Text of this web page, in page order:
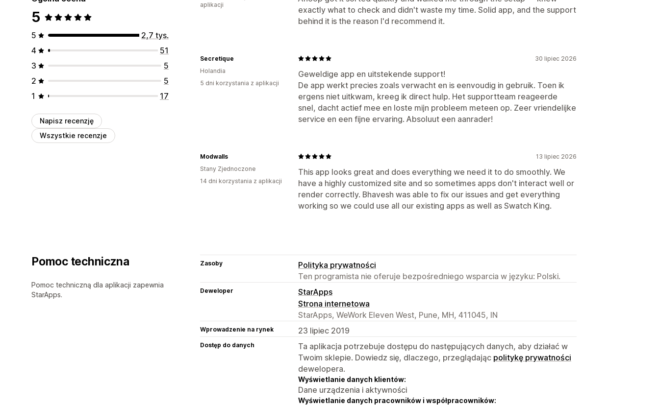
5
5
2,7 tys.
4
51
3
5
2
5
1
17
Napisz recenzję
Wszystkie recenzje
exactly what to check and didn't waste my time. Solid app, and the support
behind it is the reason I'd recommend it.
aplikacji
30 lipiec 2026
Geweldige app en uitstekende support!
De app werkt precies zoals verwacht en is eenvoudig in gebruik. Toen ik
ergens niet uitkwam, kreeg ik direct hulp. Het supportteam reageerde
snel, dacht actief mee en loste mijn probleem meteen op. Zeer vriendelijke
service en een fijne ervaring. Absoluut een aanrader!
Secretique
Holandia
5 dni korzystania z aplikacji
13 lipiec 2026
This app looks great and does everything we need it to do smoothly. We
have a highly customized site and so sometimes apps don't interact well or
render correctly. Bhavesh was able to fix our issues and get everything
working so we could use all our existing apps as well as Swatch King.
Modwalls
Stany Zjednoczone
14 dni korzystania z aplikacji
Pomoc techniczna
Pomoc techniczną dla aplikacji zapewnia
StarApps.
Zasoby
Polityka prywatności
Ten programista nie oferuje bezpośredniego wsparcia w języku: Polski.
Deweloper
StarApps
Strona internetowa
StarApps, WeWork Eleven West, Pune, MH, 411045, IN
Wprowadzenie na rynek 23 lipiec 2019
Dostęp do danych
Ta aplikacja potrzebuje dostępu do następujących danych, aby działać w
Twoim sklepie. Dowiedz się, dlaczego, przeglądając politykę prywatności
dewelopera.
Wyświetlanie danych klientów:
Dane urządzenia i aktywności
Wyświetlanie danych pracowników i współpracowników: